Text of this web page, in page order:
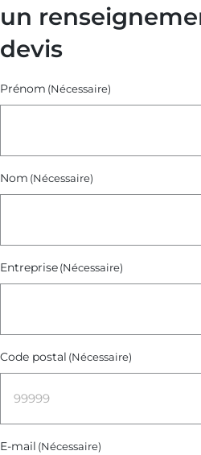
VSME)
un
devis
Prénom (Nécessaire)
Nom (Nécessaire)
Entreprise(Nécessaire)
Code postal (Nécessaire)
E-mail (Nécessaire)